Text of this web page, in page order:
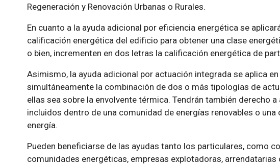
Regeneración y Renovación Urbanas o Rurales.
En cuanto a la ayuda adicional por eficiencia energética se
calificación energética del edificio para obtener una clase
o bien, incrementen en dos letras la calificación energética de
Asimismo, la ayuda adicional por actuación integrada se aplica
simultáneamente la combinación de dos o más tipologías de
ellas sea sobre la envolvente térmica. Tendrán también derecho
incluidos dentro de una comunidad de energías renovables o
energía.
Pueden beneficiarse de las ayudas tanto los particulares, como
comunidades energéticas, empresas explotadoras,